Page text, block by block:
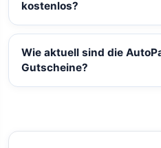
kostenlos?
Wie aktuell sind die
Gutscheine?